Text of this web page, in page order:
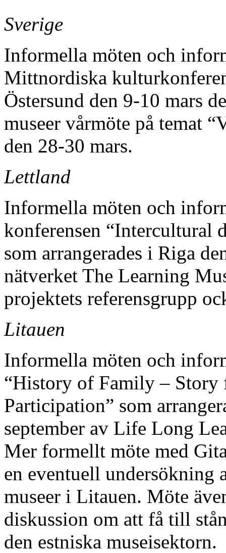
Sverige
Informella möten och
Mittnordiska
Östersund den 9-10 mars
museer vårmöte på temat
den 28-30 mars.
Lettland
Informella möten och
konferensen “Intercultural
som arrangerades i Riga
nätverket The Learning
projektets referensgrupp
Litauen
Informella möten och
“History of Family –
Participation” som
september av Life Long
Mer formellt möte med
en eventuell undersökning
museer i Litauen. Möte
diskussion om att få till
den estniska museisektorn.